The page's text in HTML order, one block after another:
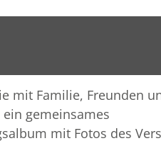
das halt so war früher.
und aufrichtige
mit Familie, Freunden
gemeinsames
mit Fotos des